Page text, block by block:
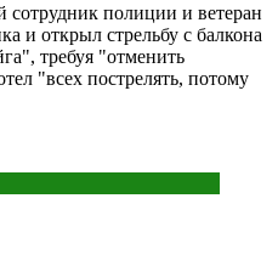
полиции и ветеран
и открыл стрельбу с балкона
требуя "отменить
"всех пострелять, потому